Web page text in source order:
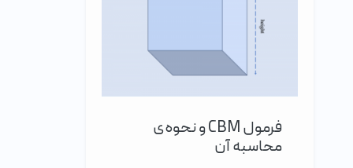
فرمول CBM و نحوه‌ی
محاسبه آن